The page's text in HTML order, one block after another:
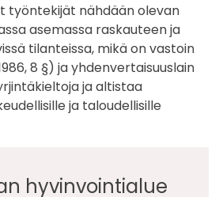
työntekijät nähdään olevan
asemassa raskauteen ja
tilanteissa, mikä on vastoin
8 §) ja yhdenvertaisuuslain
ja altistaa
ja taloudellisille
hyvinvointialue